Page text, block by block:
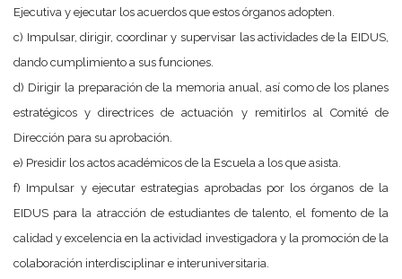
Ejecutiva y ejecutar los acuerdos que estos órganos adopten.
c) Impulsar, dirigir, coordinar y supervisar las actividades de la EIDUS,
dando cumplimiento a sus funciones.
d) Dirigir la preparación de la memoria anual, así como de los planes
estratégicos y directrices de actuación y remitirlos al Comité de
Dirección para su aprobación.
e) Presidir los actos académicos de la Escuela a los que asista.
f) Impulsar y ejecutar estrategias aprobadas por los órganos de la
EIDUS para la atracción de estudiantes de talento, el fomento de la
calidad y excelencia en la actividad investigadora y la promoción de la
colaboración interdisciplinar e interuniversitaria.